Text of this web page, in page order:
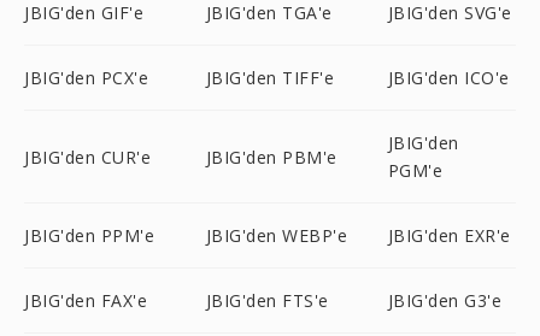
JBIG'den GIF'e JBIG'den TGA'e JBIG'den SVG'e
JBIG'den PCX'e JBIG'den TIFF'e JBIG'den ICO'e
JBIG'den CUR'e JBIG'den PBM'e
JBIG'den
PGM'e
JBIG'den PPM'e JBIG'den WEBP'e JBIG'den EXR'e
JBIG'den FAX'e JBIG'den FTS'e JBIG'den G3'e